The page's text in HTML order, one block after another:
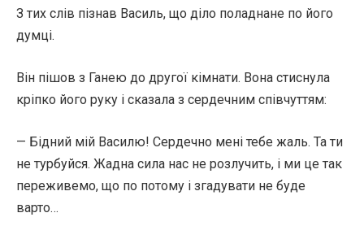
З тих слів пізнав Василь, що діло поладнане по його
думці.
Він пішов з Ганею до другої кімнати. Вона стиснула
кріпко його руку і сказала з сердечним співчуттям:
— Бідний мій Василю! Сердечно мені тебе жаль. Та ти
не турбуйся. Жадна сила нас не розлучить, і ми це так
переживемо, що по потому і згадувати не буде
варто…